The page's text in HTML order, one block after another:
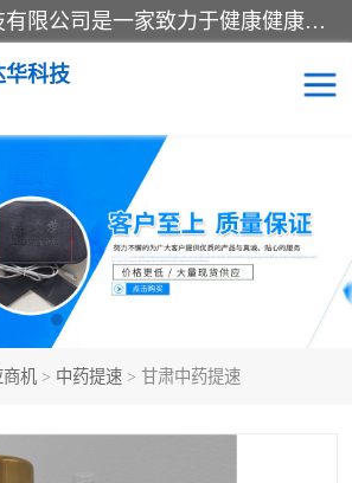
深圳运康达华科技有限公司是一家致力于健康健康产业的现代化企业，已经走过了15个春秋，开创了中医外用发展的新未来，是专业从事中医医疗仪器的研发、生产、销售、服务为一体的子公司，在医疗器械的设计、开发和生产方面率先引进国际先进技术和好的科技人员，先后开发出了场效应治疗仪、多功能治疗仪、颈椎治疗仪、腰椎治疗仪、增效垫等多个系列。
华科技
商机 > 中药提速 > 甘肃中药提速
中药提速
脉冲治疗仪